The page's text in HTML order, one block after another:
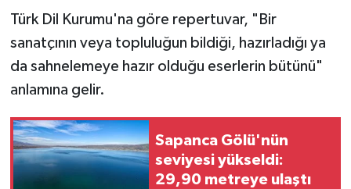
Türk Dil Kurumu'na göre repertuvar, "Bir
sanatçının veya topluluğun bildiği, hazırladığı ya
da sahnelemeye hazır olduğu eserlerin bütünü"
anlamına gelir.
Sapanca Gölü'nün
seviyesi yükseldi:
29,90 metreye ulaştı